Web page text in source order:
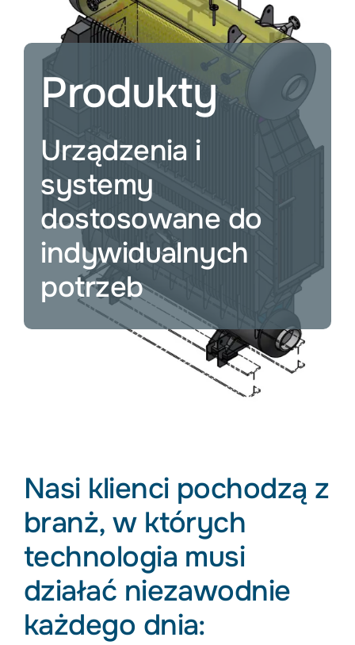
Usługi przemysłowe
Firma
Produkty
Urządzenia i
systemy
dostosowane do
indywidualnych
potrzeb
Nasi klienci pochodzą z
branż, w których
technologia musi
działać niezawodnie
każdego dnia: